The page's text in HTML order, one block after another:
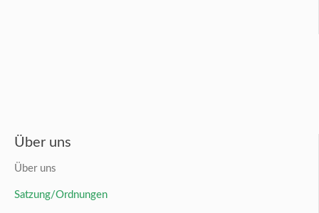
Über uns
Über uns
Satzung/Ordnungen